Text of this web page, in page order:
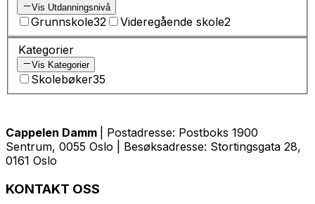
Vis Utdanningsnivå
Grunnskole32 Videregående skole2
Kategorier
Vis Kategorier
Skolebøker35
Cappelen Damm
| Postadresse: Postboks 1900
Sentrum, 0055 Oslo | Besøksadresse: Stortingsgata 28,
0161 Oslo
KONTAKT OSS